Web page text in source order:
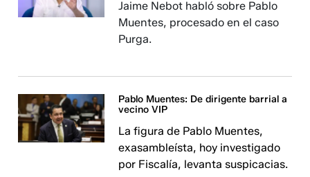
Jaime Nebot habló sobre Pablo
Muentes, procesado en el caso
Purga.
Pablo Muentes: De dirigente barrial a
vecino VIP
La figura de Pablo Muentes,
exasambleísta, hoy investigado
por Fiscalía, levanta suspicacias.